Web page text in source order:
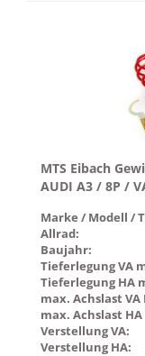
MTS Eibach
AUDI A3 / 8P /
Marke / Modell /
Allrad:
Baujahr:
Tieferlegung VA
Tieferlegung HA
max. Achslast VA
max. Achslast HA
Verstellung VA:
Verstellung HA: